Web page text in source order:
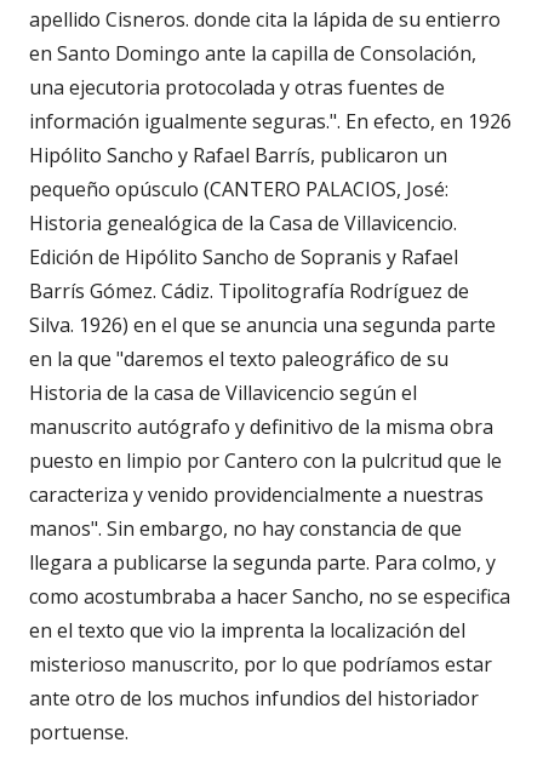
apellido Cisneros. donde cita la lápida de su entierro
en Santo Domingo ante la capilla de Consolación,
una ejecutoria protocolada y otras fuentes de
información igualmente seguras.". En efecto, en 1926
Hipólito Sancho y Rafael Barrís, publicaron un
pequeño opúsculo (CANTERO PALACIOS, José:
Historia genealógica de la Casa de Villavicencio.
Edición de Hipólito Sancho de Sopranis y Rafael
Barrís Gómez. Cádiz. Tipolitografía Rodríguez de
Silva. 1926) en el que se anuncia una segunda parte
en la que "daremos el texto paleográfico de su
Historia de la casa de Villavicencio según el
manuscrito autógrafo y definitivo de la misma obra
puesto en limpio por Cantero con la pulcritud que le
caracteriza y venido providencialmente a nuestras
manos". Sin embargo, no hay constancia de que
llegara a publicarse la segunda parte. Para colmo, y
como acostumbraba a hacer Sancho, no se especifica
en el texto que vio la imprenta la localización del
misterioso manuscrito, por lo que podríamos estar
ante otro de los muchos infundios del historiador
portuense.